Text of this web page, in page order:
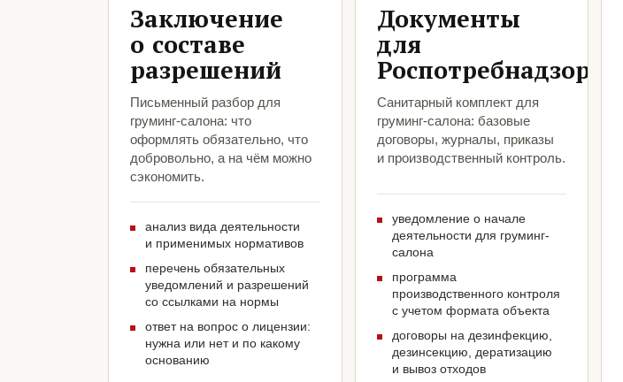
Заключение
о составе
разрешений
Письменный разбор для
груминг-салона: что
оформлять обязательно, что
добровольно, а на чём можно
сэкономить.
анализ вида деятельности
и применимых нормативов
перечень обязательных
уведомлений и разрешений
со ссылками на нормы
ответ на вопрос о лицензии:
нужна или нет и по какому
основанию
Документы
для
Роспотребнадзора
Санитарный комплект для
груминг-салона: базовые
договоры, журналы, приказы
и производственный контроль.
уведомление о начале
деятельности для груминг-
салона
программа
производственного контроля
с учетом формата объекта
договоры на дезинфекцию,
дезинсекцию, дератизацию
и вывоз отходов